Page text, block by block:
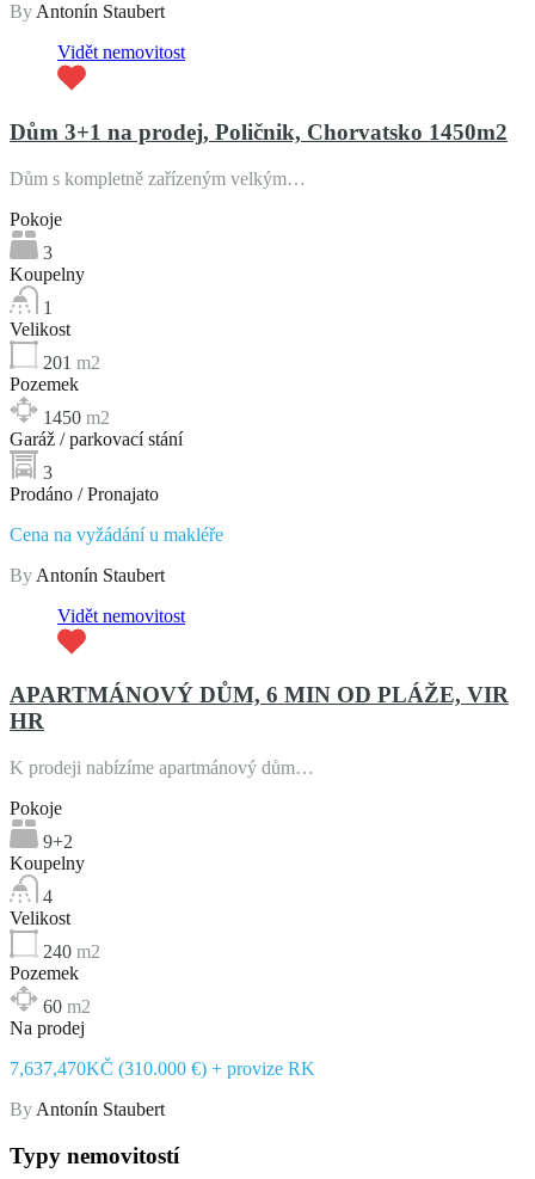
By Antonín Staubert
Vidět nemovitost
Dům 3+1 na prodej, Poličnik, Chorvatsko 1450m2
Dům s kompletně zařízeným velkým…
Pokoje
3
Koupelny
1
Velikost
201 m2
Pozemek
1450 m2
Garáž / parkovací stání
3
Prodáno / Pronajato
Cena na vyžádání u makléře
By Antonín Staubert
Vidět nemovitost
APARTMÁNOVÝ DŮM, 6 MIN OD PLÁŽE, VIR
HR
K prodeji nabízíme apartmánový dům…
Pokoje
9+2
Koupelny
4
Velikost
240 m2
Pozemek
60 m2
Na prodej
7,637,470KČ (310.000 €) + provize RK
By Antonín Staubert
Typy nemovitostí